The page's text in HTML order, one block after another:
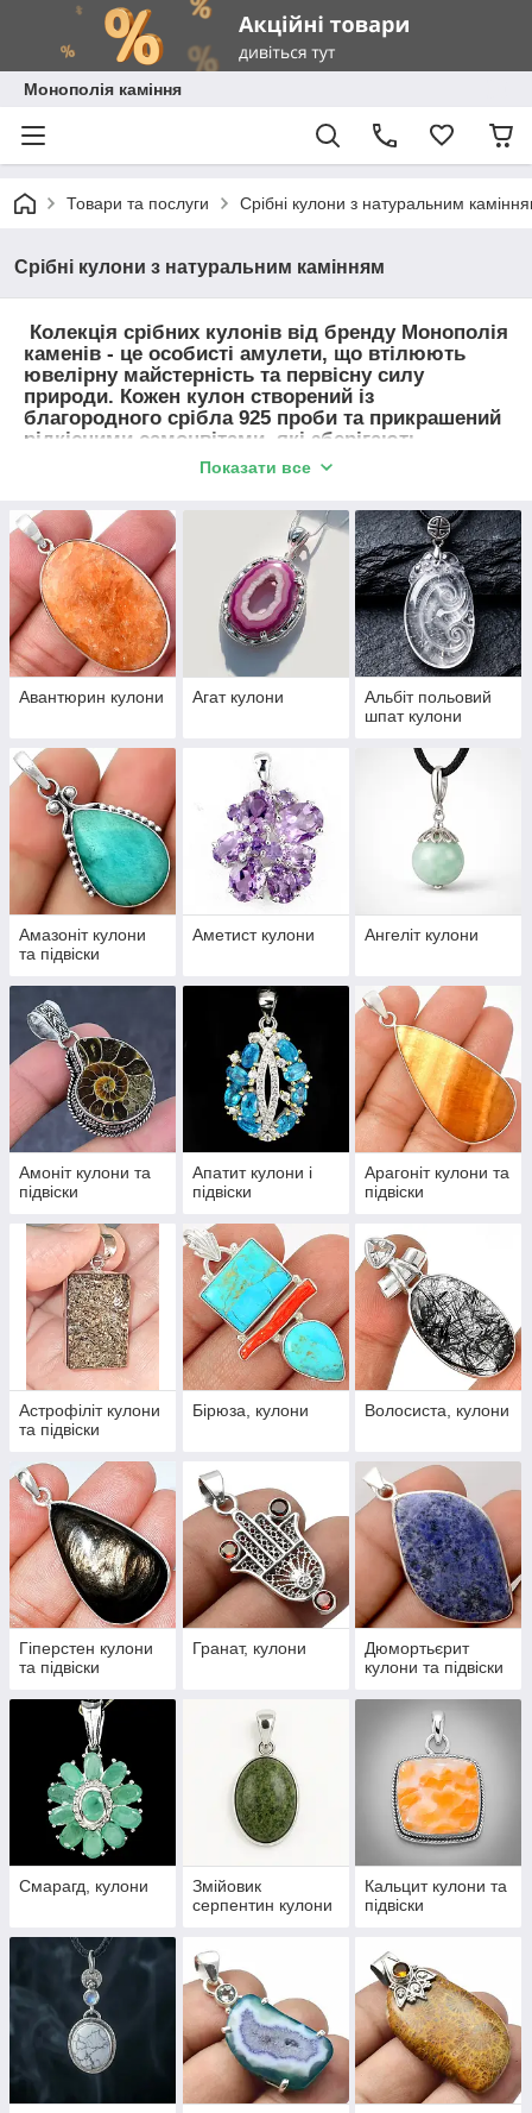
Монополія каміння
Товари та послуги Срібні кулони з натуральним
Срібні кулони з натуральним камінням
Колекція срібних кулонів від бренду Монополія
каменів - це особисті амулети, що втілюють
ювелірну майстерність та первісну силу
природи. Кожен кулон створений із
благородного срібла 925 проби та прикрашений
рідкісними самоцвітами, які зберігають
унікальний візерунок і потужну енергетику. У
акцентом, вірним супутником та захисним
талісманом.
Показати все
Авантюрин кулони Агат кулони
Альбіт польовий
шпат кулони
Амазоніт кулони
та підвіски
Аметист кулони Ангеліт кулони
Амоніт кулони та
підвіски
Апатит кулони і
підвіски
Арагоніт кулони та
підвіски
Астрофіліт кулони
та підвіски
Бірюза, кулони Волосиста, кулони
Гіперстен кулони
та підвіски
Гранат, кулони
Дюмортьєрит
кулони та підвіски
Смарагд, кулони
Змійовик
серпентин кулони
Кальцит кулони та
підвіски